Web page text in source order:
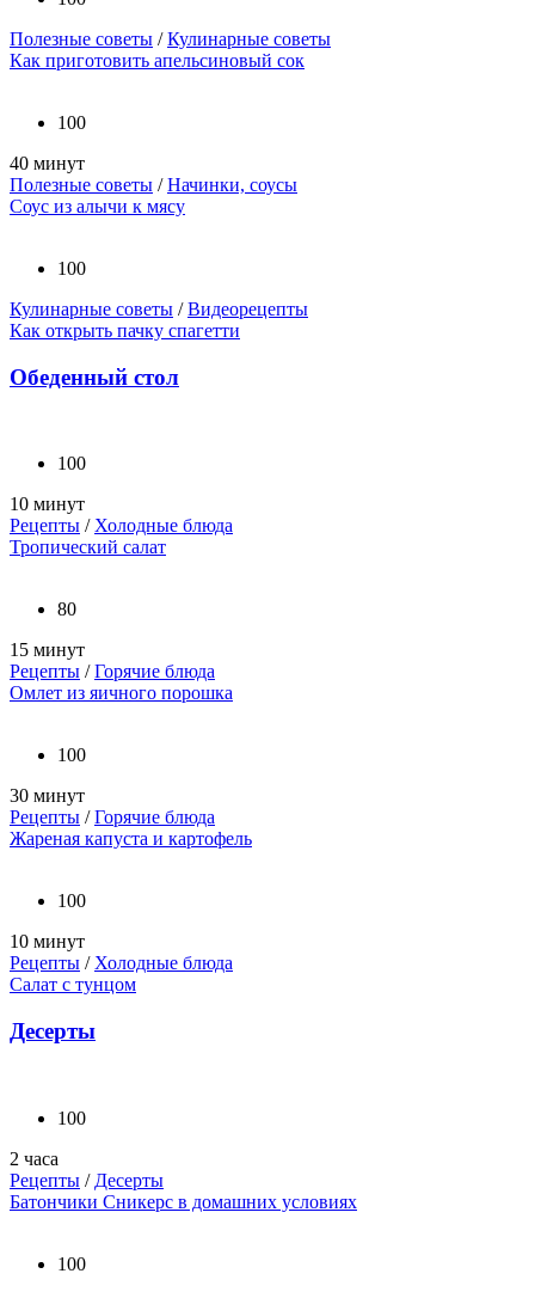
Полезные советы /Кулинарные советы
Как приготовить апельсиновый сок
100
40 минут
Полезные советы /Начинки, соусы
Соус из алычи к мясу
100
Кулинарные советы /Видеорецепты
Как открыть пачку спагетти
Обеденный стол
100
10 минут
Рецепты /Холодные блюда
Тропический салат
80
15 минут
Рецепты /Горячие блюда
Омлет из яичного порошка
100
30 минут
Рецепты /Горячие блюда
Жареная капуста и картофель
100
10 минут
Рецепты /Холодные блюда
Салат с тунцом
Десерты
100
2 часа
Рецепты / Десерты
Батончики Сникерс в домашних условиях
100